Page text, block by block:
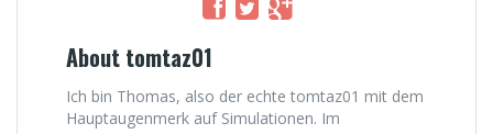
About tomtaz01
Ich bin Thomas, also der echte tomtaz01 mit dem
Hauptaugenmerk auf Simulationen. Im